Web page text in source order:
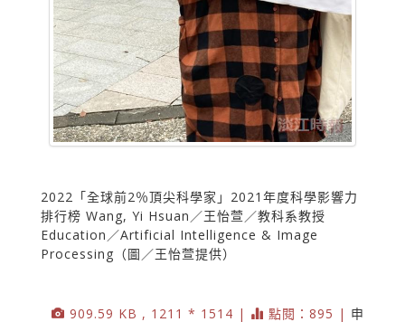
2022「全球前2％頂尖科學家」2021年度科學影響力
排行榜 Wang, Yi Hsuan／王怡萱／教科系教授
Education／Artificial Intelligence & Image
Processing（圖／王怡萱提供）
909.59 KB , 1211 * 1514 | 點閱：895 | 申